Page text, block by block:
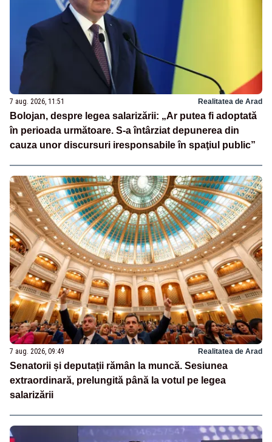
7 aug. 2026, 11:51 Realitatea de Arad
Bolojan, despre legea salarizării: „Ar putea fi adoptată
în perioada următoare. S-a întârziat depunerea din
cauza unor discursuri iresponsabile în spaţiul public”
7 aug. 2026, 09:49 Realitatea de Arad
Senatorii și deputații rămân la muncă. Sesiunea
extraordinară, prelungită până la votul pe legea
salarizării